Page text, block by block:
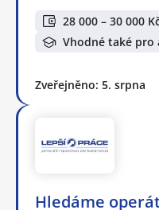
28 000 – 30 000
Vhodné také pro
Zveřejněno: 5. srpna
Hledáme